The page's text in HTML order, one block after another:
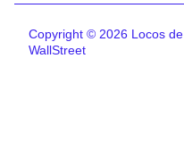
Copyright © 2026 Locos de
WallStreet